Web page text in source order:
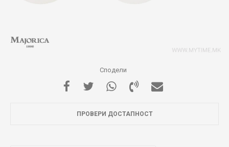
Сподели
ПРОВЕРИ ДОСТАПНОСТ